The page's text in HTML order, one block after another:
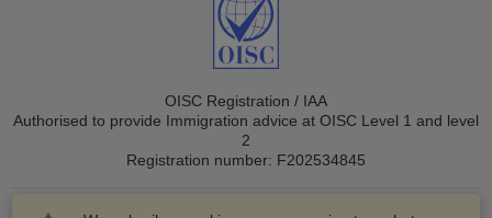
OISC Registration / IAA
Authorised to provide Immigration advice at OISC Level 1 and level
2
Registration number: F202534845